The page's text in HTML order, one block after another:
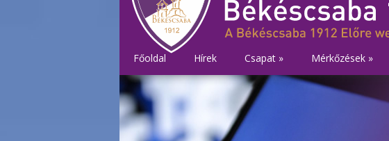
Főoldal Hírek Csapat » Mérkőzések »